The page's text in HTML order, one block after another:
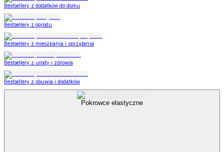
Bestsellery z dodatków do domu
Bestsellery z ogrodu
Bestsellery z mieszkania i sprzątania
Bestsellery z urody i zdrowia
Bestsellery z obuwia i dodatków
Pokrowce elastyczne